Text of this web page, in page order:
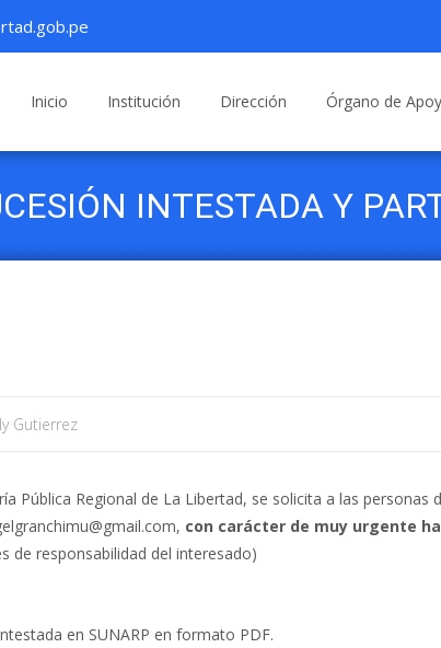
Inicio Institución Dirección Órgano de
INTESTADA Y
Gutierrez
Pública Regional de La Libertad, se solicita a las personas
con carácter de muy urgente
de responsabilidad del interesado)
en SUNARP en formato PDF.